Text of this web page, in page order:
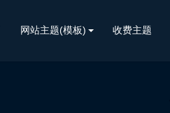
网站主题(模板) 收费主题